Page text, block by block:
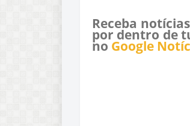
Receba
por dentro de
no Google